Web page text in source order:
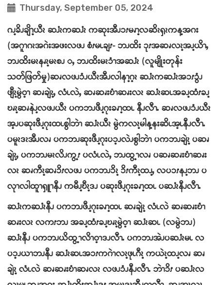
Thursday, September 05, 2024
ဂၪ့ခိၪချိၫ့ယီၩ ဆၨၩကဆၨၩ ကဆုးအီၪၥၭမၧၫ့လဆိၩၡၩကန့အဂး
(အဂူၫဂၩအဂဲးအဖးလဖၪ စံၭမၬချၭ- ဘၪထိး ၥုၭအဆၧလၩ့အၪ့ယိၫႇ
ဘၪထိးမၩနၧၩ့မၩစၪ ႇ ဘၪထိးမၩၥံၫအဆၨၩ (လူမျိုးတုန်း
သတ်ဖြတ်မှု)ဆၧလဖၪၥံၪယီၩအီၪလါနၫ့ဂ့ၩ ဆၨၩကဆၨၩအၥၭၥွံၪ
ဖျီၩ့မွဲဝ့ၫ ဆၧချဲၩ့ႇ လံၬလဲႇ ဆၧဆၧးဎံၫဆၧးလၩ ဆၨၩဆၬအခၪ့ထံၭခၪ့
ဎၧၩ့ဆၧနဲၪ့လဖၪယီၩ ပကဘၪဖီၪ့ဂုးခၧၫ့ထၬ နီၪလီၫႉ ဆၧလဖၪၥံၪယီၩ
အ့ၪပဆုးဖီၪ့ဂုးထၬစွါဘဲၫ ဆၨၩယီၩ မွဲကလၩ့မါန့နးဆိၬအ့ၬနီၪလီၫႉ
ပမူၩဒၩအီၪလၧ ပကဘၪဆုးဖီၪ့ဂုးပၥ့ၪလဲၪစွါဘဲၫ ပကဘၪချဲၩ့ ပဆၧ
ချဲၩ့ႇ ပကဘၪမၩလိၪကွ့ၭ ပလံၬလဲႇ ဘၪထွ့ၫလၧ ပဆၧဆၧးဎံၫဆၧး
လၩ ဆၧကီၩ့ဆၧၥိၭလဖၪ ပကဘၪၥိၩ့ ၥိၭကီၩ့ထၪ့ႇ လပၥၭနၪ့ဘၪ ပ
လုၫလါထူၫၡူၫနီၪ ကမီၪ့ဎီၩ့ဒၪ ပဆုးဖီၪ့ဂုးခၧၫ့ထၬ ပဆၨၩနီၪလီၫႉ
ဆၨၩကဆၨၩနီၪ ပကဘၪဖီၪ့ဂုးခၧၫ့ထၬ ဆၧချဲၩ့ လံၬလဲ ဆၧဆၧးဎံၫ
ဆၧးလၩ လကၭဘၪ အခၪ့ထံၭခၪ့ဎၧၩ့မွဲဝ့ၫ ဆၨၩဆၬ (လမွဲဘၪ)
ဆၨၩနီၪ ပကဘၪယိထွ့ၫလိၫဝ့ၫဒၪလီၫႉ ပကဘၪအဲၪပဆၨၩမၬ လ
ပၥ့ၪယၫဘၪနီၪ ဆၨၩဆၬအၥၭကဂဲၫလၩ့ဖုၬဂီၩ့ ကယဲၩ့ထၪ့လၧ ဆၧ
ချဲၩ့ လံၬလဲ ဆၧဆၧးဎံၫဆၧလၩ လဖၪၥံၪနီၪလီၫႉ ဘဲၫၥိၭ ပဆၨၩလ